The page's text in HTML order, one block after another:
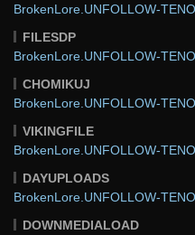
BrokenLore.UNFOLLOW-
FILESDP
BrokenLore.UNFOLLOW-
CHOMIKUJ
BrokenLore.UNFOLLOW-
VIKINGFILE
BrokenLore.UNFOLLOW-
DAYUPLOADS
BrokenLore.UNFOLLOW-
DOWNMEDIALOAD